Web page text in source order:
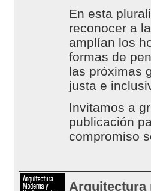
En esta
reconocer a
amplían los
formas de
las próximas
justa e
Invitamos a
publicación
compromiso
Arquitectura